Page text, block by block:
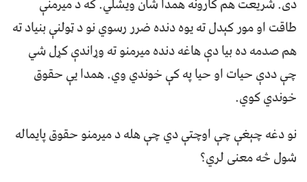
طاقت او مور کېدل ته يوه دنده ضرر رسوي نو د ټولنې بنياد ته
هم صدمه ده بيا دې هاغه دنده ميرمنو ته وړاندې کړل شي
چې ددې حيات او حيا په کې خوندي وي. همدا يې حقوق
خوندي کوي.
نو دغه چېغې چې اوچتې دي چې هله د ميرمنو حقوق پايماله
شول څه معنی لري؟